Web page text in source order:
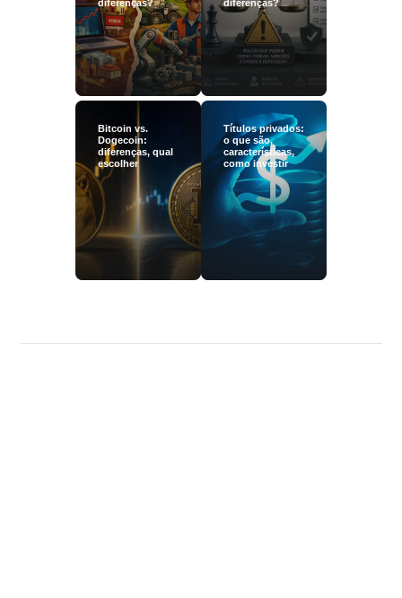
diferenças?
diferenças?
Bitcoin vs.
Dogecoin:
diferenças, qual
escolher
Títulos privados:
o que são,
características,
como investir